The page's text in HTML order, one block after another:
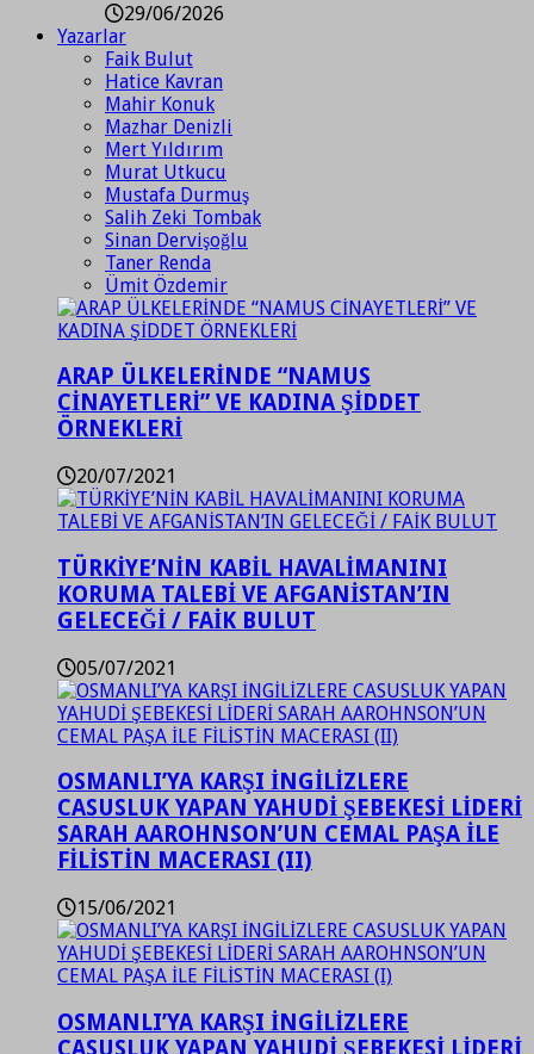
29/06/2026
Yazarlar
Faik Bulut
Hatice Kavran
Mahir Konuk
Mazhar Denizli
Mert Yıldırım
Murat Utkucu
Mustafa Durmuş
Salih Zeki Tombak
Sinan Dervişoğlu
Taner Renda
Ümit Özdemir
ARAP ÜLKELERİNDE “NAMUS
CİNAYETLERİ” VE KADINA ŞİDDET
ÖRNEKLERİ
20/07/2021
TÜRKİYE’NİN KABİL HAVALİMANINI
KORUMA TALEBİ VE AFGANİSTAN’IN
GELECEĞİ / FAİK BULUT
05/07/2021
OSMANLI’YA KARŞI İNGİLİZLERE
CASUSLUK YAPAN YAHUDİ ŞEBEKESİ LİDERİ
SARAH AAROHNSON’UN CEMAL PAŞA İLE
FİLİSTİN MACERASI (II)
15/06/2021
OSMANLI’YA KARŞI İNGİLİZLERE
CASUSLUK YAPAN YAHUDİ ŞEBEKESİ LİDERİ